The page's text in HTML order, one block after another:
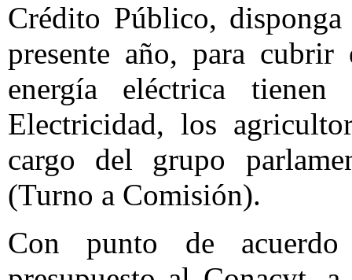
Crédito Público,
presente año, para
energía eléctrica
Electricidad, los
cargo del grupo
(Turno a Comisión).
Con punto de